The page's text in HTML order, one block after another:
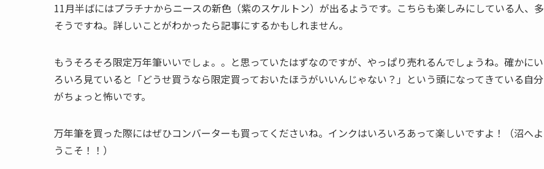
11月半ばにはプラチナからニースの新色（紫のスケルトン）が出るようです。こちらも楽しみにしている人、多
そうですね。詳しいことがわかったら記事にするかもしれません。
もうそろそろ限定万年筆いいでしょ。。と思っていたはずなのですが、やっぱり売れるんでしょうね。確かにい
ろいろ見ていると「どうせ買うなら限定買っておいたほうがいいんじゃない？」という頭になってきている自分
がちょっと怖いです。
万年筆を買った際にはぜひコンバーターも買ってくださいね。インクはいろいろあって楽しいですよ！（沼へよ
うこそ！！）